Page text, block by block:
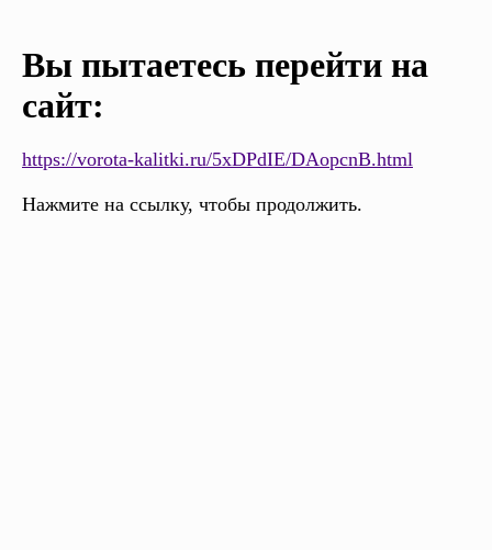
Вы пытаетесь перейти на
сайт:
https://vorota-kalitki.ru/5xDPdIE/DAopcnB.html
Нажмите на ссылку, чтобы продолжить.